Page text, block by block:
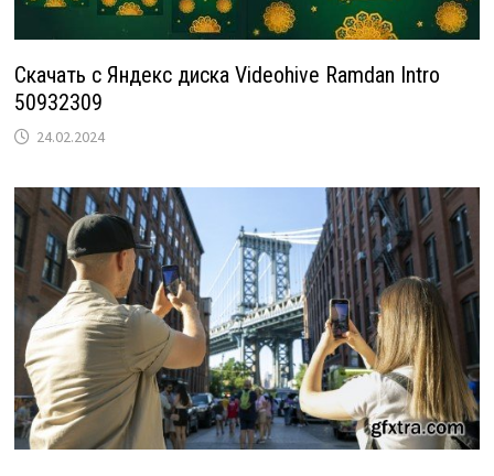
Скачать с Яндекс диска Videohive Ramdan Intro
50932309
24.02.2024